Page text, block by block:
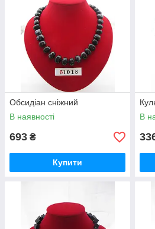
Обсидіан сніжний
В наявності
693 ₴
Купити
В